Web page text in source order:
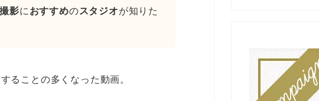
影に おすすめのスタジオが知りた
ることの多くなった動画。